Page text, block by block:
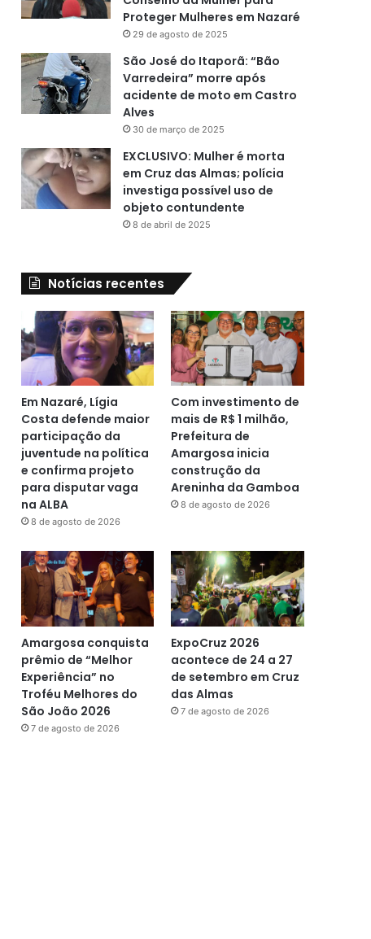
Proteger Mulheres em Nazaré
29 de agosto de 2025
São José do Itaporã: “Bão
Varredeira” morre após
acidente de moto em Castro
Alves
30 de março de 2025
EXCLUSIVO: Mulher é morta
em Cruz das Almas; polícia
investiga possível uso de
objeto contundente
8 de abril de 2025
Notícias recentes
Em Nazaré, Lígia
Costa defende maior
participação da
juventude na política
e confirma projeto
para disputar vaga
na ALBA
8 de agosto de 2026
Com investimento de
mais de R$ 1 milhão,
Prefeitura de
Amargosa inicia
construção da
Areninha da Gamboa
8 de agosto de 2026
Amargosa conquista
prêmio de “Melhor
Experiência” no
Troféu Melhores do
São João 2026
7 de agosto de 2026
ExpoCruz 2026
acontece de 24 a 27
de setembro em Cruz
das Almas
7 de agosto de 2026